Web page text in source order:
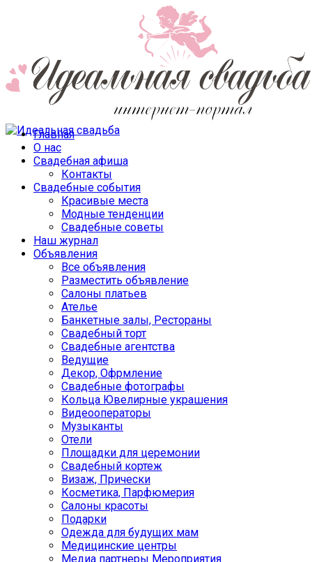
Главная
О нас
Свадебная афиша
Контакты
Свадебные события
Красивые места
Модные тенденции
Свадебные советы
Наш журнал
Объявления
Все объявления
Разместить объявление
Салоны платьев
Ателье
Банкетные залы, Рестораны
Свадебный торт
Свадебные агентства
Ведущие
Декор, Офрмление
Свадебные фотографы
Кольца Ювелирные украшения
Видеооператоры
Музыканты
Отели
Площадки для церемонии
Свадебный кортеж
Визаж, Прически
Косметика, Парфюмерия
Салоны красоты
Подарки
Одежда для будущих мам
Медицинские центры
Медиа партнеры Мероприятия